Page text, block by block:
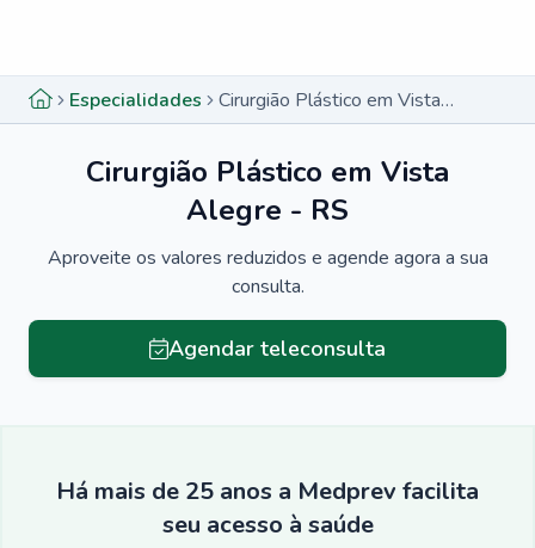
Especialidades Cirurgião Plástico em Vista Alegre - RS
Cirurgião Plástico em Vista
Alegre - RS
Aproveite os valores reduzidos e agende agora a sua
consulta.
Agendar teleconsulta
Há mais de 25 anos a Medprev facilita
seu acesso à saúde